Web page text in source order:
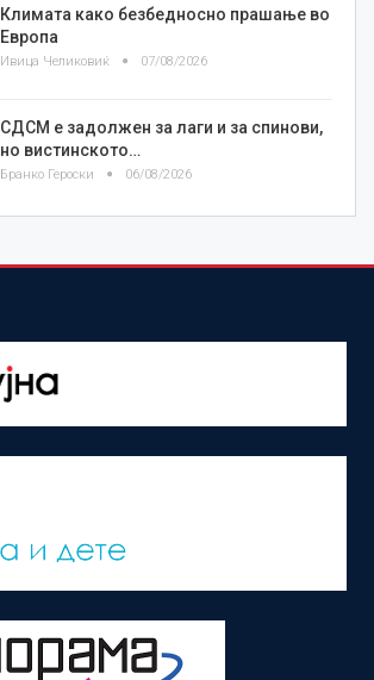
Климата како безбедносно прашање во
Европа
Ивица Челиковиќ 07/08/2026
СДСМ е задолжен за лаги и за спинови,
но вистинското…
Бранко Героски 06/08/2026